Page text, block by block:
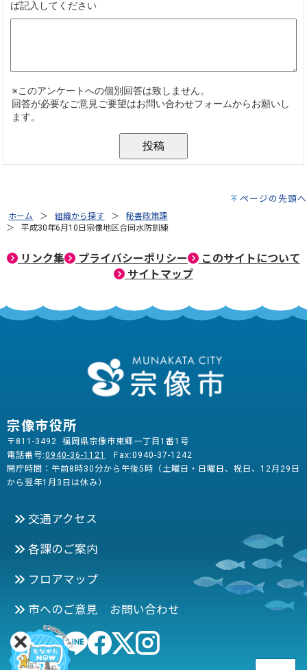
ページの先頭へ
ホーム 組織から探す
秘書政策課
平成30年6月10日宗像地区合同水防訓練
リンク集 プライバシーポリシー
このサイトについて
サイトマップ
宗像市役所
〒811-3492 福岡県宗像市東郷一丁目1番1号
電話番号:0940-36-1121
Fax:0940-37-1242
開庁時間：午前8時30分から午後5時（土曜日・日曜日、祝日、12月29日
から翌年1月3日は休み）
交通アクセス
各課のご案内
フロアマップ
市へのご意見 お問い合わせ